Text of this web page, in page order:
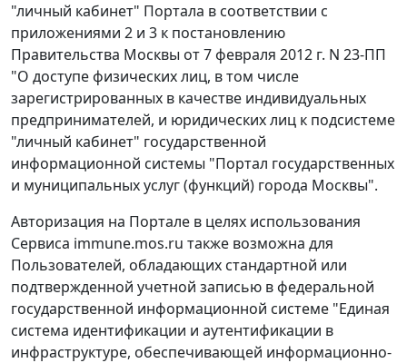
"личный кабинет" Портала в соответствии с
приложениями 2 и 3 к постановлению
Правительства Москвы от 7 февраля 2012 г. N 23-ПП
"О доступе физических лиц, в том числе
зарегистрированных в качестве индивидуальных
предпринимателей, и юридических лиц к подсистеме
"личный кабинет" государственной
информационной системы "Портал государственных
и муниципальных услуг (функций) города Москвы".
Авторизация на Портале в целях использования
Сервиса immune.mos.ru также возможна для
Пользователей, обладающих стандартной или
подтвержденной учетной записью в федеральной
государственной информационной системе "Единая
система идентификации и аутентификации в
инфраструктуре, обеспечивающей информационно-